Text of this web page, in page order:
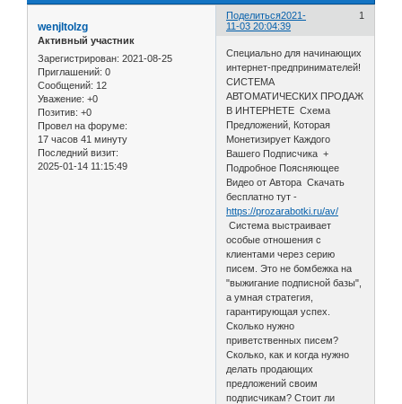
Поделиться 1
2021-
11-03 20:04:39
wenjltolzg
Активный участник
Зарегистрирован: 2021-08-25
Приглашений: 0
Сообщений: 12
Уважение: +0
Позитив: +0
Провел на форуме:
17 часов 41 минуту
Последний визит:
2025-01-14 11:15:49
Специально для начинающих
интернет-предпринимателей!
СИСТЕМА
АВТОМАТИЧЕСКИХ ПРОДАЖ
В ИНТЕРНЕТЕ Схема
Предложений, Которая
Монетизирует Каждого
Вашего Подписчика +
Подробное Поясняющее
Видео от Автора Скачать
бесплатно тут -
https://prozarabotki.ru/av/
Система выстраивает
особые отношения с
клиентами через серию
писем. Это не бомбежка на
"выжигание подписной базы",
а умная стратегия,
гарантирующая успех.
Сколько нужно
приветственных писем?
Сколько, как и когда нужно
делать продающих
предложений своим
подписчикам? Стоит ли